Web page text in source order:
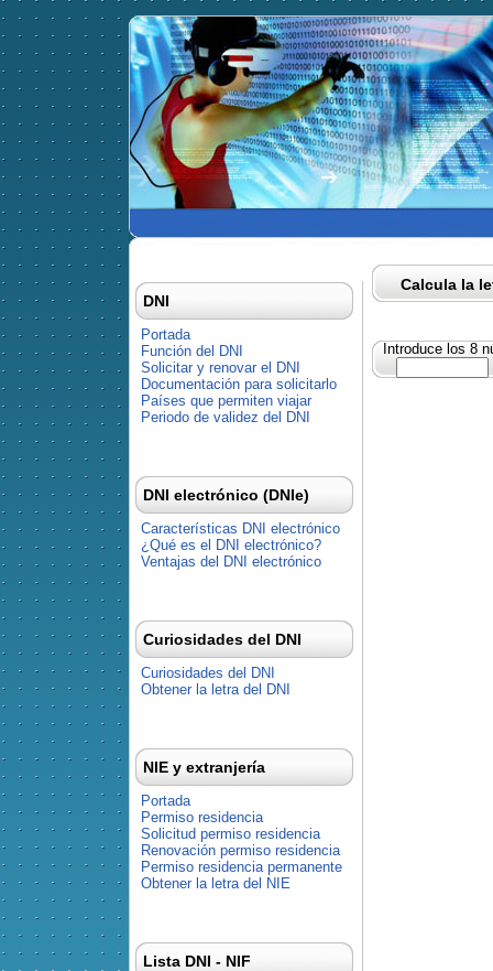
Calcula la
Introduce los 8
DNI
Portada
Función del DNI
Solicitar y renovar el DNI
Documentación para solicitarlo
Países que permiten viajar
Periodo de validez del DNI
DNI electrónico (DNIe)
Características DNI electrónico
¿Qué es el DNI electrónico?
Ventajas del DNI electrónico
Curiosidades del DNI
Curiosidades del DNI
Obtener la letra del DNI
NIE y extranjería
Portada
Permiso residencia
Solicitud permiso residencia
Renovación permiso residencia
Permiso residencia permanente
Obtener la letra del NIE
Lista DNI - NIF